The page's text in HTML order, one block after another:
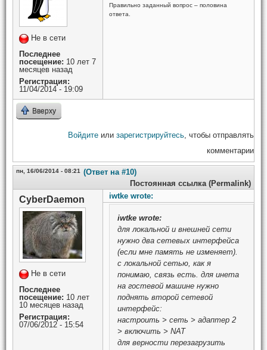
Не в сети
Последнее
посещение: 10 лет 7
месяцев назад
Регистрация:
11/04/2014 - 19:09
Правильно заданный вопрос – половина
ответа.
Вверху
Войдите или зарегистрируйтесь, чтобы отправлять
комментарии
пн, 16/06/2014 - 08:21 (Ответ на #10)
Постоянная ссылка (Permalink)
CyberDaemon
Не в сети
Последнее
посещение: 10 лет
10 месяцев назад
Регистрация:
07/06/2012 - 15:54
iwtke wrote:
iwtke wrote:
для локальной и внешней сети
нужно два сетевых интерфейса
(если мне память не изменяет).
с локальной сетью, как я
понимаю, связь есть. для инета
на гостевой машине нужно
поднять второй сетевой
интерфейс:
настроить > сеть > адаптер 2
> включить > NAT
для верности перезагрузить